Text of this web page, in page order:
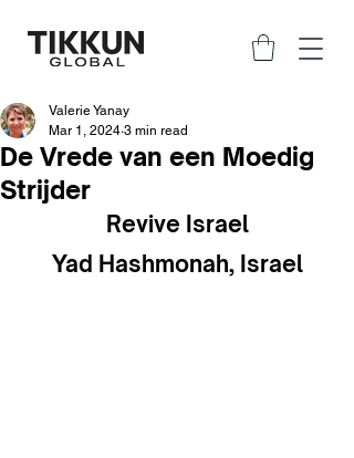
De Vrede van een Moedig
Strijder
Valerie Yanay
Mar 1, 2024 3 min read
Revive Israel
Yad Hashmonah, Israel